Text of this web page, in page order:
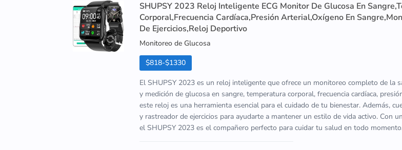
SHUPSY 2023 Reloj Inteligente ECG Monitor De Glucosa En
Corporal,Frecuencia Cardíaca,Presión Arterial,Oxígeno En
De Ejercicios,Reloj Deportivo
Monitoreo de Glucosa
$818-$1330
El SHUPSY 2023 es un reloj inteligente que ofrece un monitoreo completo de la
y medición de glucosa en sangre, temperatura corporal, frecuencia cardíaca,
este reloj es una herramienta esencial para el cuidado de tu bienestar. Además,
y rastreador de ejercicios para ayudarte a mantener un estilo de vida activo. Con
el SHUPSY 2023 es el compañero perfecto para cuidar tu salud en todo